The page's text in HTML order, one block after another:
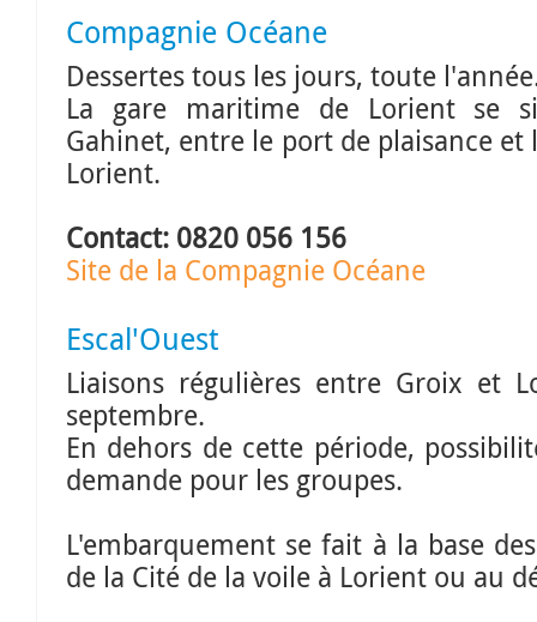
Compagnie Océane
Dessertes tous les jours, toute
La gare maritime de Lorient se
Gahinet, entre le port de plaisance et
Lorient.
Contact: 0820 056 156
Site de la Compagnie Océane
Escal'Ouest
Liaisons régulières entre Groix et
septembre.
En dehors de cette période,
demande pour les groupes.
L'embarquement se fait à la base
de la Cité de la voile à Lorient ou au